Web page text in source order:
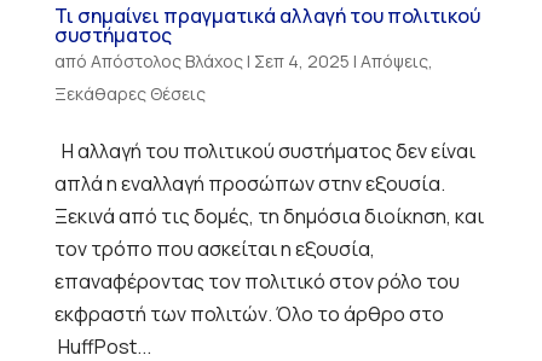
Τι σημαίνει πραγματικά αλλαγή του πολιτικού
συστήματος
από Απόστολος Βλάχος| Σεπ 4, 2025 | Απόψεις,
Ξεκάθαρες Θέσεις
Η αλλαγή του πολιτικού συστήματος δεν είναι
απλά η εναλλαγή προσώπων στην εξουσία.
Ξεκινά από τις δομές, τη δημόσια διοίκηση, και
τον τρόπο που ασκείται η εξουσία,
επαναφέροντας τον πολιτικό στον ρόλο του
εκφραστή των πολιτών. Όλο το άρθρο στο
HuffPost...